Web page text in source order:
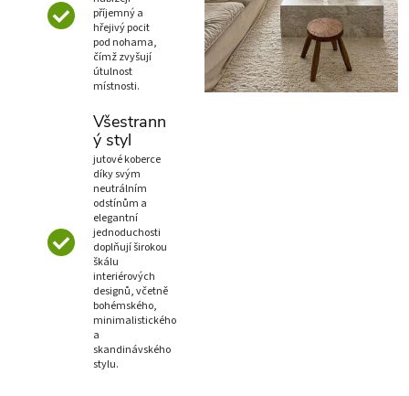
příjemný a
hřejivý pocit
pod nohama,
čímž zvyšují
útulnost
místnosti.
Všestrann
ý styl
jutové koberce
díky svým
neutrálním
odstínům a
elegantní
jednoduchosti
doplňují širokou
škálu
interiérových
designů, včetně
bohémského,
minimalistického
a
skandinávského
stylu.